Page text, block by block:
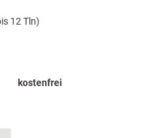
12 Tln)
kostenfrei